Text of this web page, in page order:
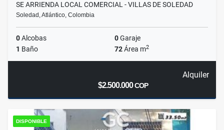
SE ARRIENDA LOCAL COMERCIAL - VILLAS DE SOLEDAD
Soledad, Atlántico, Colombia
0Alcobas 0Garaje
1 Baño 72Área m2
Alquiler
$2.500.000COP
DISPONIBLE